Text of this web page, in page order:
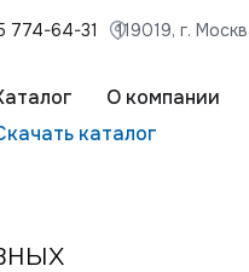
774-64-31 119019, г.
О компании
каталог